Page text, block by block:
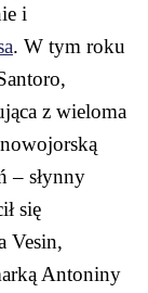
i
. W tym roku
z wieloma
– słynny
się
Vesin,
Antoniny